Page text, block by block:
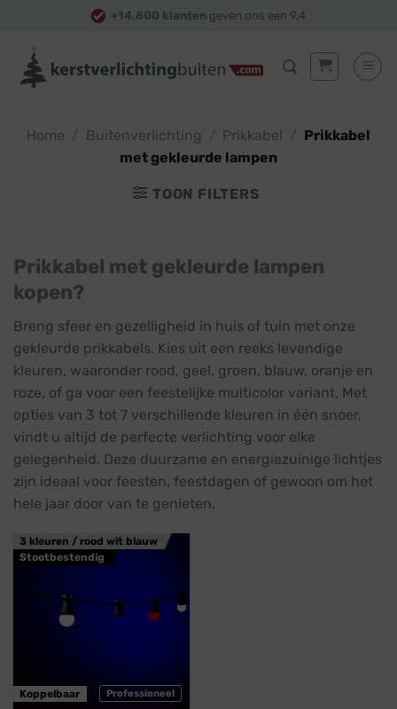
content
+14.800 klanten geven ons een 9,4
Home Buitenverlichting Prikkabel
Prikkabel
met gekleurde lampen
TOON FILTERS
Prikkabel met gekleurde lampen
kopen?
Breng sfeer en gezelligheid in huis of tuin met onze
gekleurde prikkabels. Kies uit een reeks levendige
kleuren, waaronder rood, geel, groen, blauw, oranje en
roze, of ga voor een feestelijke multicolor variant. Met
opties van 3 tot 7 verschillende kleuren in één snoer,
vindt u altijd de perfecte verlichting voor elke
gelegenheid. Deze duurzame en energiezuinige lichtjes
zijn ideaal voor feesten, feestdagen of gewoon om het
hele jaar door van te genieten.
3 kleuren / rood wit blauw
Stootbestendig
Professioneel
Koppelbaar